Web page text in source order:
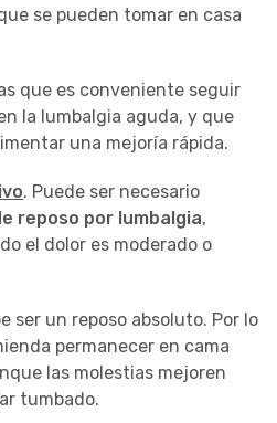
se pueden tomar en casa
que es conveniente seguir
la lumbalgia aguda, y que
una mejoría rápida.
. Puede ser necesario
reposo por lumbalgia,
el dolor es moderado o
ser un reposo absoluto. Por lo
permanecer en cama
las molestias mejoren
tumbado.